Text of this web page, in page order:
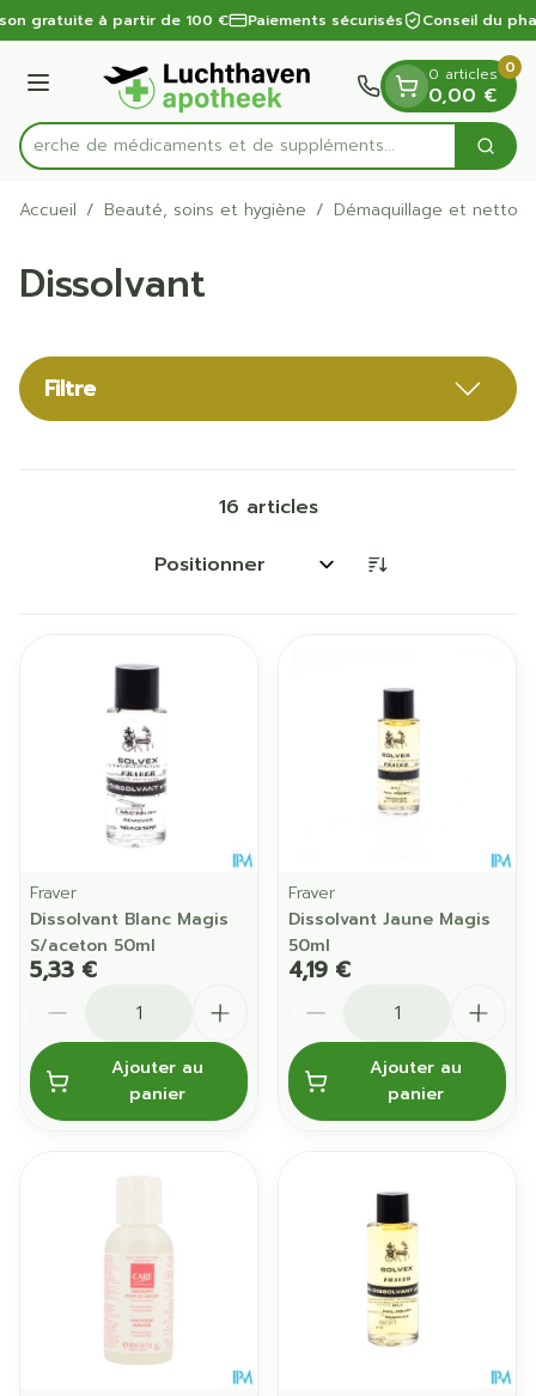
Aller au contenu
1 de 1
gratuite à partir de 100 € Paiements sécurisés Conseil du
Menu
Rechercher
Recherche de médicaments et de su
0 articles
0,00 €
0
Accueil / Beauté, soins et hygiène / Démaquillage et
Dissolvant
Filtre
16 articles
Trier par:
Fraver
Dissolvant Blanc Magis
S/aceton 50ml
5,33 €
Ajouter au
panier
Fraver
Dissolvant Jaune Magis
50ml
4,19 €
Ajouter au
panier